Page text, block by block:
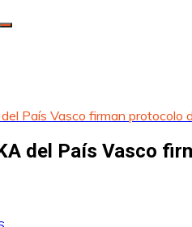
País Vasco firman
del País Vasco